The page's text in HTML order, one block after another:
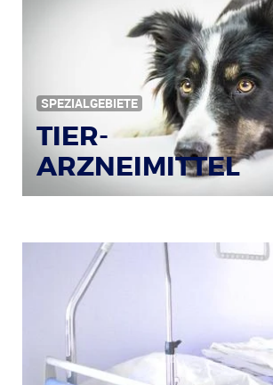
SPEZIALGEBIETE
TIER-
ARZNEIMITTEL